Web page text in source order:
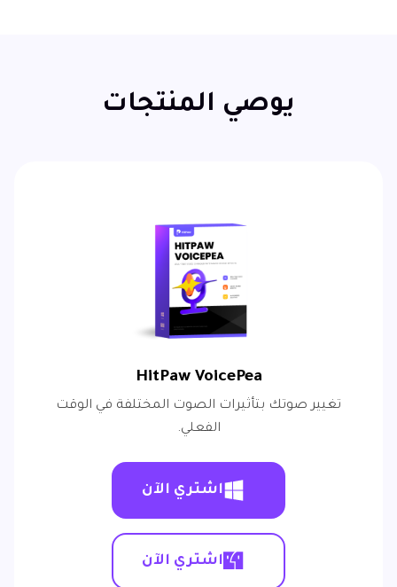
يوصي المنتجات
HitPaw VoicePea
تغيير صوتك بتأثيرات الصوت المختلفة في الوقت
الفعلي.
اشتري الآن
اشتري الآن